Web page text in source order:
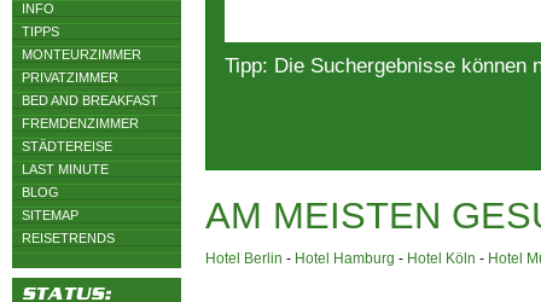
INFO
TIPPS
MONTEURZIMMER
PRIVATZIMMER
BED AND BREAKFAST
FREMDENZIMMER
STÄDTEREISE
LAST MINUTE
BLOG
SITEMAP
REISETRENDS
Tipp: Die Suchergebnisse können
AM MEISTEN
Hotel Berlin - Hotel Hamburg - Hotel Köln - Hotel